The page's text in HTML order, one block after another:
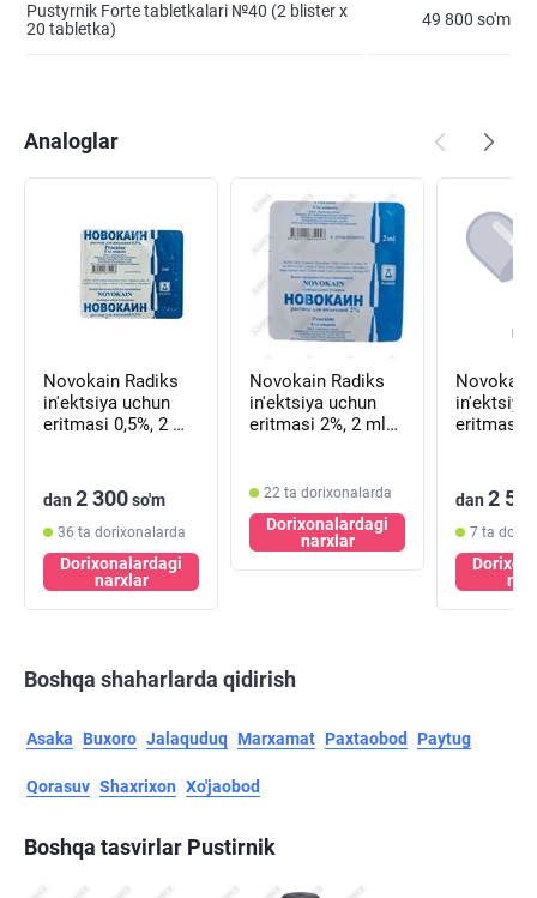
Pustyrnik Forte tabletkalari №40 (2 blister х
20 tabletka)
49 800 so'm
Analoglar
Novokain Radiks
in'ektsiya uchun
eritmasi 0,5%, 2 ml
dan 2 300so'm
36 ta dorixonalarda
Dorixonalardagi
narxlar
Novokain Radiks
in'ektsiya uchun
eritmasi 2%, 2 ml
22 ta dorixonalarda
Dorixonalardagi
narxlar
Novokain Radiks
in'ektsiya
eritmasi
dan 2
7 ta
Boshqa shaharlarda qidirish
Asaka Buxoro Jalaquduq Marxamat Paxtaobod Paytug
Qorasuv Shaxrixon Xo'jaobod
Boshqa tasvirlar Pustirnik